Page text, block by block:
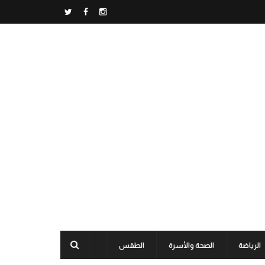
الرياضة الصحة والأسرة الطقس